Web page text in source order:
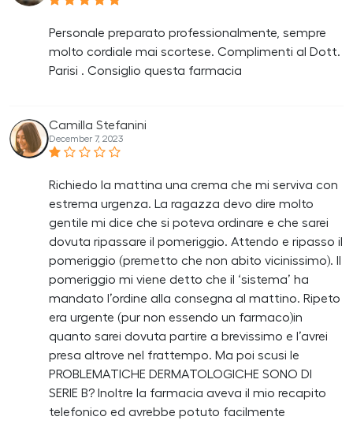
Personale preparato professionalmente, sempre
molto cordiale mai scortese. Complimenti al Dott.
Parisi . Consiglio questa farmacia
Camilla Stefanini
December 7, 2023
Richiedo la mattina una crema che mi serviva con
estrema urgenza. La ragazza devo dire molto
gentile mi dice che si poteva ordinare e che sarei
dovuta ripassare il pomeriggio. Attendo e ripasso il
pomeriggio (premetto che non abito vicinissimo). Il
pomeriggio mi viene detto che il ‘sistema’ ha
mandato l’ordine alla consegna al mattino. Ripeto
era urgente (pur non essendo un farmaco)in
quanto sarei dovuta partire a brevissimo e l’avrei
presa altrove nel frattempo. Ma poi scusi le
PROBLEMATICHE DERMATOLOGICHE SONO DI
SERIE B? Inoltre la farmacia aveva il mio recapito
telefonico ed avrebbe potuto facilmente